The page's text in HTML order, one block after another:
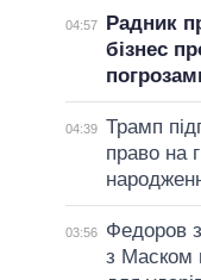
04:57
Радник
бізнес
04:39 Трамп
право на
03:56
Федоров
з Маском